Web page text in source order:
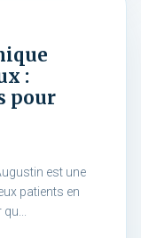
:
pour
est une
patients en